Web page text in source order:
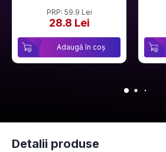
PRP: 59.9 Lei
28.8 Lei
Adaugă în coș
Detalii produse